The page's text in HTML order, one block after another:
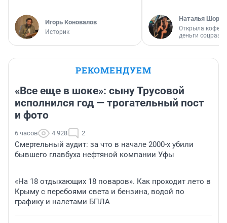
Игорь Коновалов
Историк
Наталья
Открыла
деньги
РЕКОМЕНДУЕМ
«Все еще в шоке»: сыну Трусовой
исполнился год — трогательный пост
и фото
6 часов 4 928 2
Смертельный аудит: за что в начале 2000-х убили
бывшего главбуха нефтяной компании Уфы
«На 18 отдыхающих 18 поваров». Как проходит лето в
Крыму с перебоями света и бензина, водой по
графику и налетами БПЛА